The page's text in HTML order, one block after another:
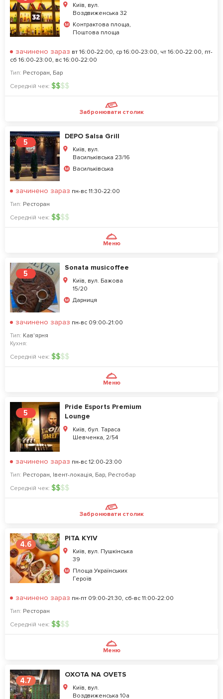
Київ, вул.
Воздвиженська 32
Контрактова площа,
Поштова площа
зачинено зараз вт 16:00-22:00, ср 16:00-23:00, чт 16:00-22:00, пт-
сб 16:00-23:00, вс 16:00-22:00
Тип: Ресторан, Бар
Середній чек: $$$$
Забронювати столик
5
DEPO Salsa Grill
Київ, вул.
Васильківська 23/16
Васильківська
зачинено зараз пн-вс 11:30-22:00
Тип: Ресторан
Середній чек: $$$$
Меню
5
Sonata musicoffee
Київ, вул. Бажова
15/20
Дарниця
зачинено зараз пн-вс 09:00-21:00
Тип: Кав'ярня
Кухня:
Середній чек: $$$$
Меню
5
Pride Esports Premium
Lounge
Київ, бул. Тараса
Шевченка, 2/54
зачинено зараз пн-вс 12:00-23:00
Тип: Ресторан, Івент-локація, Бар, Рестобар
Середній чек: $$$$
Забронювати столик
4.6
PITA KYIV
Київ, вул. Пушкінська
39
Площа Українських
Героїв
зачинено зараз пн-пт 09:00-21:30, сб-вс 11:00-22:00
Тип: Ресторан
Середній чек: $$$$
Меню
4.7
OXOTA NA OVETS
Київ, вул.
Воздвиженська 10а